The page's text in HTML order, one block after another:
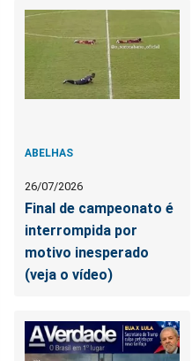
ABELHAS
26/07/2026
Final de campeonato é
interrompida por
motivo inesperado
(veja o vídeo)